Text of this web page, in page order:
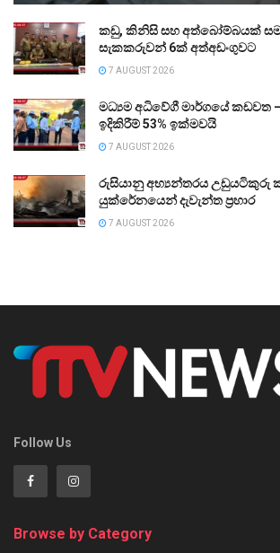
කඩු, කිනිසි සහ අත්බෝම්බයක්
සැකකරුවන් 6ක් අත්අඩංගුවට
7 AUGUST 2026
මධ්‍යම අධිවේගී මාර්ගයේ කඩවත
ඉදිකිරීම් 53% ඉක්මවයි
7 AUGUST 2026
රුසියානු අභ්‍යන්තරය උඩුයටිකුරු
යුක්රේනයෙන් දැවැන්ත ප්‍රහාර
7 AUGUST 2026
Follow Us
Browse by Category